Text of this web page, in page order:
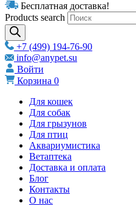
Бесплатная доставка!
Products search
+7 (499) 194-76-90
info@anypet.su
Войти
Корзина 0
Для кошек
Для собак
Для грызунов
Для птиц
Аквариумистика
Ветаптека
Доставка и оплата
Блог
Контакты
О нас